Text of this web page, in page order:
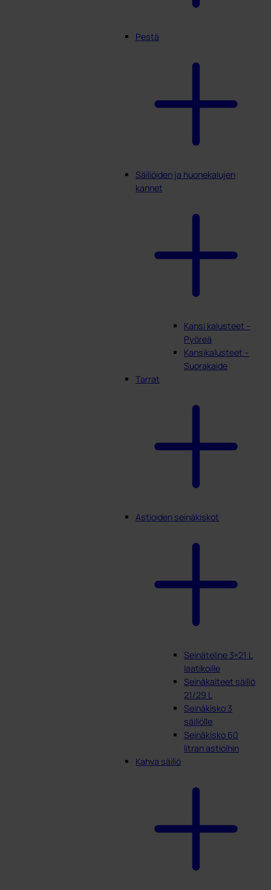
Pestä
Säiliöiden ja huonekalujen
kannet
Kansi kalusteet –
Pyöreä
Kansikalusteet –
Suorakaide
Tarrat
Astioiden seinäkiskot
Seinäteline 3×21 L
laatikoille
Seinäkaiteet säiliö
21/29 L
Seinäkisko 3
säiliölle
Seinäkisko 60
litran astioihin
Kahva säiliö